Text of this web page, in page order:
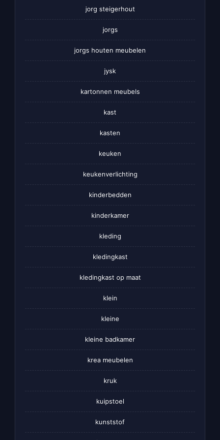
jorg steigerhout
jorgs
jorgs houten meubelen
jysk
kartonnen meubels
kast
kasten
keuken
keukenverlichting
kinderbedden
kinderkamer
kleding
kledingkast
kledingkast op maat
klein
kleine
kleine badkamer
krea meubelen
kruk
kuipstoel
kunststof